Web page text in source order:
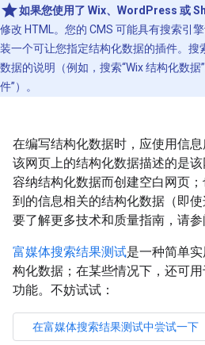
如果您使用了 Wix、WordPress 或
修改 HTML。您的 CMS 可能具有搜索引
装一个可让您指定结构化数据的插件。搜
数据的说明（例如，搜索“Wix 结构化数据
件”）。
在编写结构化数据时，应使用信息
该网页上的结构化数据描述的是
容纳结构化数据而创建空白网页
到的信息相关的结构化数据（即
要了解更多技术和质量指南，请参
富媒体搜索结果测试是一种简单
构化数据；在某些情况下，还可
功能。不妨试试：